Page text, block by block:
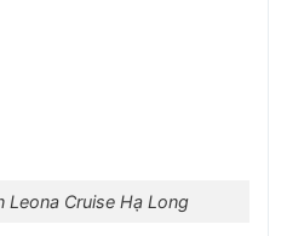
Leona Cruise Hạ Long